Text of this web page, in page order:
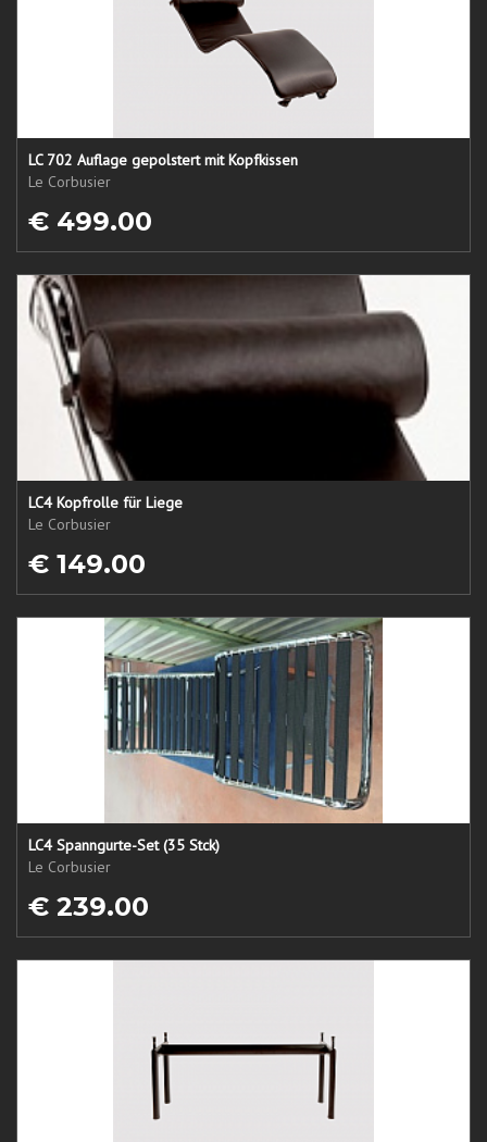
LC 702 Auflage gepolstert mit Kopfkissen
Le Corbusier
€ 499.00
LC4 Kopfrolle für Liege
Le Corbusier
€ 149.00
LC4 Spanngurte-Set (35 Stck)
Le Corbusier
€ 239.00